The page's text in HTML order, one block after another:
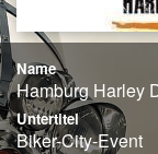
Name
Hamburg Harley
Untertitel
Biker-City-Event